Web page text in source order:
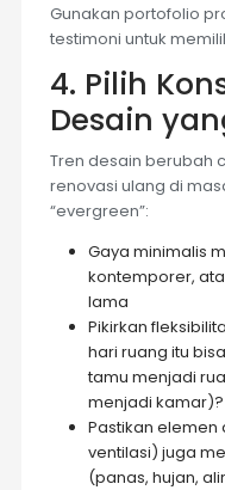
Gunakan portofolio
testimoni untuk
4. Pilih
Desain
Tren desain berubah
renovasi ulang di
“evergreen”:
Gaya minimalis
kontemporer,
lama
Pikirkan
hari ruang itu
tamu menjadi
menjadi kamar)?
Pastikan elemen
ventilasi) juga
(panas, hujan,